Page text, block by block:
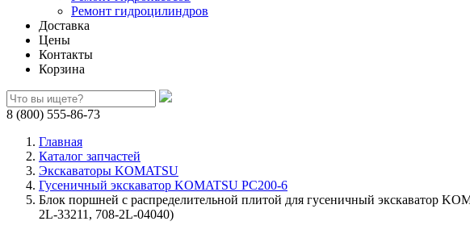
Ремонт гидроцилиндров
Доставка
Цены
Контакты
Корзина
8 (800) 555-86-73
Главная
Каталог запчастей
Экскаваторы KOMATSU
Гусеничный экскаватор KOMATSU PC200-6
Блок поршней c распределительной плитой для гусеничный экскаватор
2L-33211, 708-2L-04040)